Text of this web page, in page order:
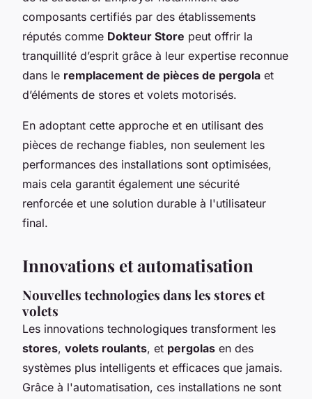
composants certifiés par des établissements
réputés comme Dokteur Store peut offrir la
tranquillité d’esprit grâce à leur expertise reconnue
dans le remplacement de pièces de pergola et
d’éléments de stores et volets motorisés.
En adoptant cette approche et en utilisant des
pièces de rechange fiables, non seulement les
performances des installations sont optimisées,
mais cela garantit également une sécurité
renforcée et une solution durable à l'utilisateur
final.
Innovations et automatisation
Nouvelles technologies dans les stores et
volets
Les innovations technologiques transforment les
stores, volets roulants, et pergolas en des
systèmes plus intelligents et efficaces que jamais.
Grâce à l'automatisation, ces installations ne sont